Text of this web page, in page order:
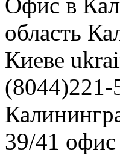
область
Киеве
(8044)221-
39/41